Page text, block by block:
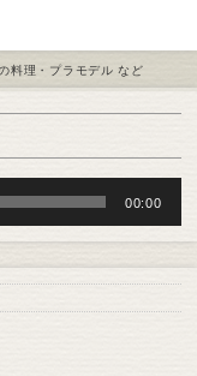
料理・プラモデル など
00:00